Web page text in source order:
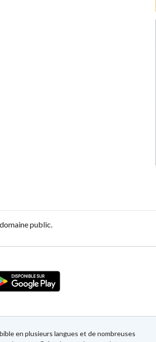
public.
en plusieurs langues et de nombreuses